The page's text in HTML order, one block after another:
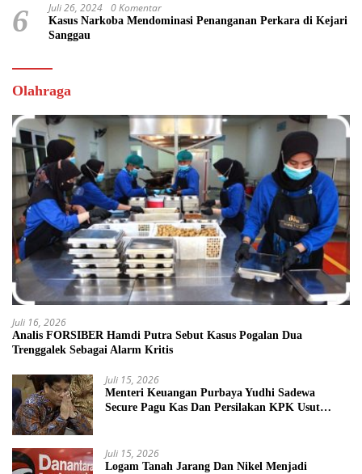
6 Juli 26, 2024 0 Komentar
Kasus Narkoba Mendominasi Penanganan Perkara di Kejari
Sanggau
Olahraga
Juli 16, 2026
Analis FORSIBER Hamdi Putra Sebut Kasus Pogalan Dua
Trenggalek Sebagai Alarm Kritis
Juli 15, 2026
Menteri Keuangan Purbaya Yudhi Sadewa
Secure Pagu Kas Dan Persilakan KPK Usut
Juli 15, 2026
Logam Tanah Jarang Dan Nikel Menjadi